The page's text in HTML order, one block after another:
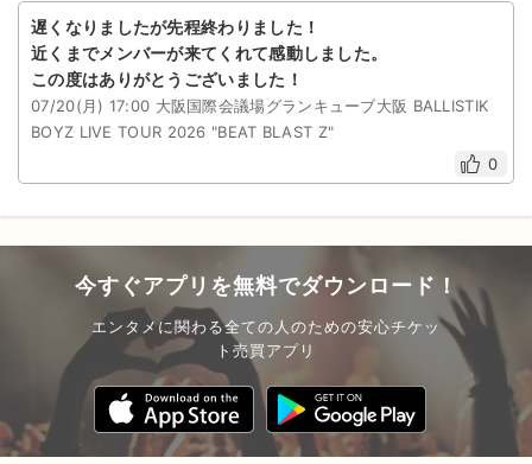
遅くなりましたが先程終わりました！
近くまでメンバーが来てくれて感動しました。
この度はありがとうございました！
07/20(月) 17:00 大阪国際会議場グランキューブ大阪 BALLISTIK
BOYZ LIVE TOUR 2026 "BEAT BLAST Z"
0
今すぐアプリを無料でダウンロード！
エンタメに関わる全ての人のための安心チケッ
ト売買アプリ